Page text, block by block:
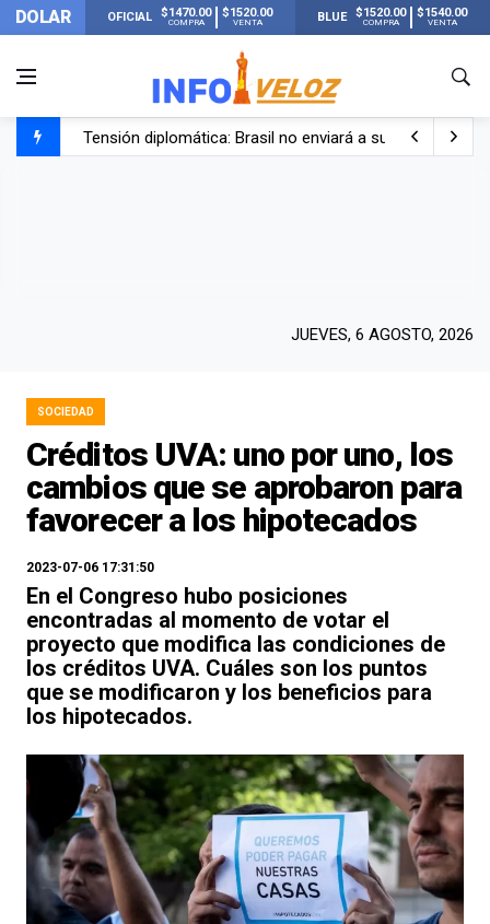
DOLAR OFICIAL $1470.00
COMPRA
$1520.00
VENTA BLUE $1520.00
COMPRA
$1540.00
VENTA
Tensión diplomática: Brasil no enviará a su embajador
JUEVES, 6 AGOSTO, 2026
SOCIEDAD
Créditos UVA: uno por uno, los
cambios que se aprobaron para
favorecer a los hipotecados
2023-07-06 17:31:50
En el Congreso hubo posiciones
encontradas al momento de votar el
proyecto que modifica las condiciones de
los créditos UVA. Cuáles son los puntos
que se modificaron y los beneficios para
los hipotecados.